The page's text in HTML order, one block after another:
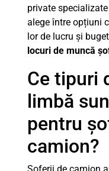
private
alege între opțiuni
lor de lucru și
locuri de muncă
Ce tipuri
limbă
pentru
camion?